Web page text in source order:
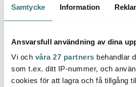
Samtycke Information
Ansvarsfull användning av dina
Vi och våra 27 partners behandlar
som t.ex. ditt IP-nummer, och
cookies för att lagra och få tillgång